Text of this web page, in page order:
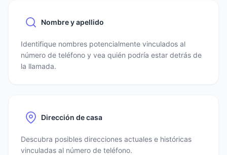
Nombre y apellido
Identifique nombres potencialmente vinculados al
número de teléfono y vea quién podría estar detrás de
la llamada.
Dirección de casa
Descubra posibles direcciones actuales e históricas
vinculadas al número de teléfono.